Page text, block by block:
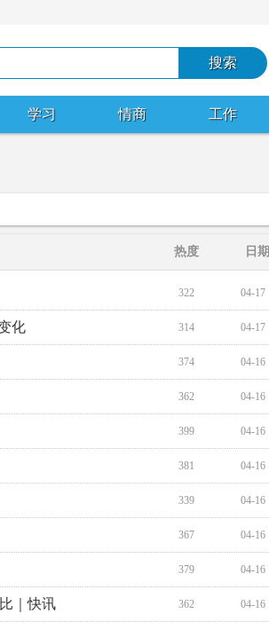
学习 情商 工作
日期
热度
04-17
322
化 04-17
314
04-16
374
04-16
362
04-16
399
04-16
381
04-16
339
04-16
367
04-16
379
｜快讯 04-16
362